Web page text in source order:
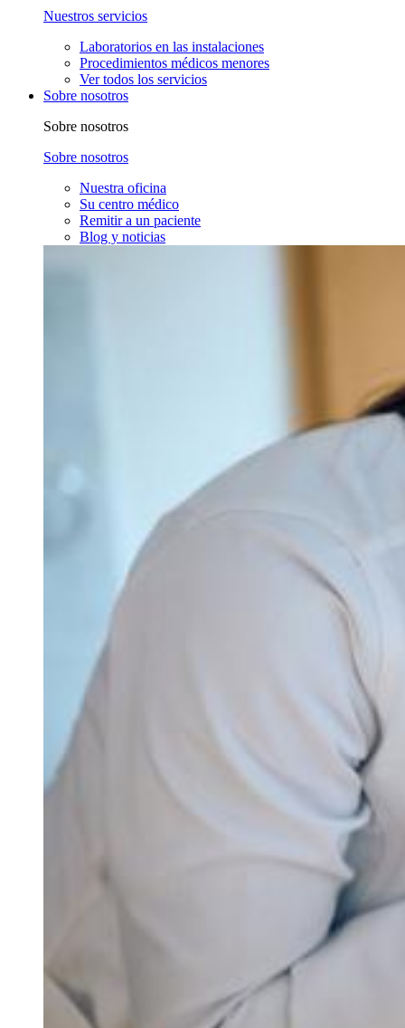
Nuestros servicios
Laboratorios en las instalaciones
Procedimientos médicos menores
Ver todos los servicios
Sobre nosotros
Sobre nosotros
Sobre nosotros
Nuestra oficina
Su centro médico
Remitir a un paciente
Blog y noticias